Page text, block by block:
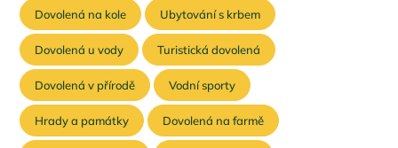
Dovolená na kole Ubytování s krbem
Dovolená u vody Turistická dovolená
Dovolená v přírodě Vodní sporty
Hrady a památky Dovolená na farmě